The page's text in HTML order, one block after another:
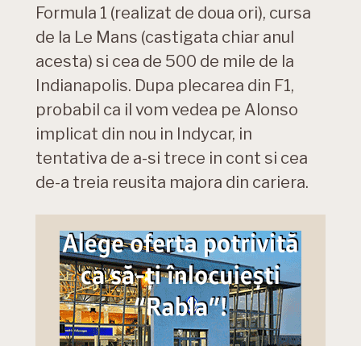
Formula 1 (realizat de doua ori), cursa
de la Le Mans (castigata chiar anul
acesta) si cea de 500 de mile de la
Indianapolis. Dupa plecarea din F1,
probabil ca il vom vedea pe Alonso
implicat din nou in Indycar, in
tentativa de a-si trece in cont si cea
de-a treia reusita majora din cariera.